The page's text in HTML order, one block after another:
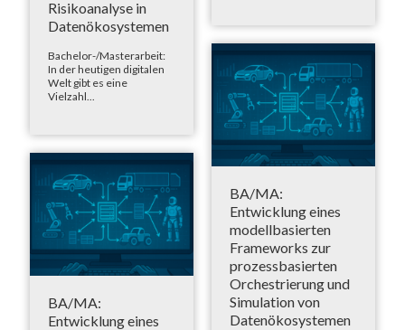
Risikoanalyse in
Datenökosystemen
Bachelor-/Masterarbeit:
In der heutigen digitalen
Welt gibt es eine
Vielzahl...
BA/MA:
Entwicklung eines
modellbasierten
Frameworks zur
prozessbasierten
Orchestrierung und
Simulation von
Datenökosystemen
BA/MA:
Entwicklung eines